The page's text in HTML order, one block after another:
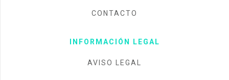
CONTACTO
INFORMACIÓN LEGAL
AVISO LEGAL